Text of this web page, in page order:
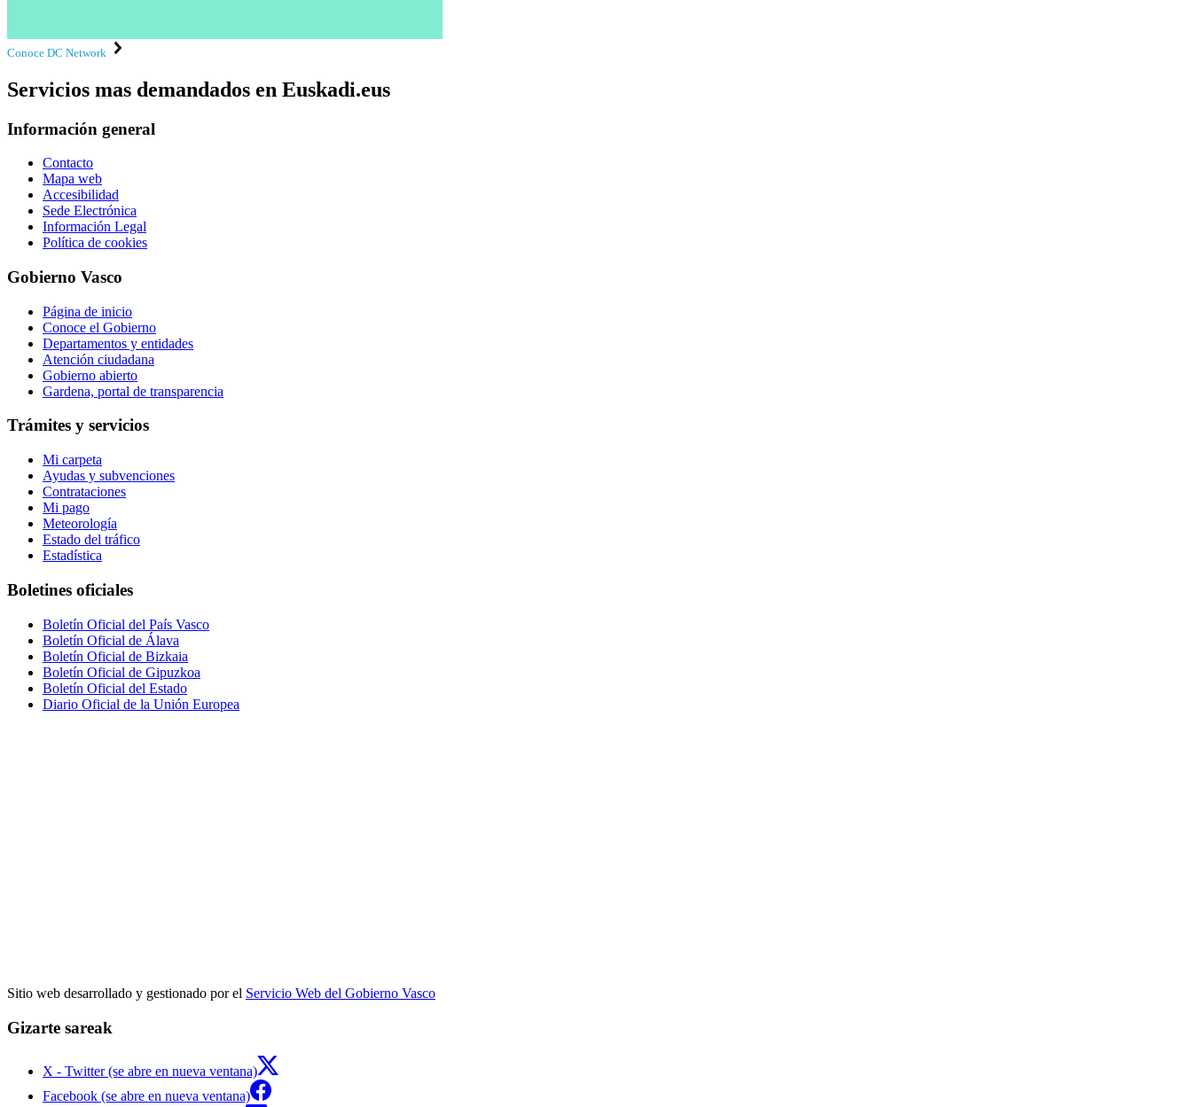
Conoce DC Network
Servicios mas demandados en Euskadi.eus
Información general
Contacto
Mapa web
Accesibilidad
Sede Electrónica
Información Legal
Política de cookies
Gobierno Vasco
Página de inicio
Conoce el Gobierno
Departamentos y entidades
Atención ciudadana
Gobierno abierto
Gardena, portal de transparencia
Trámites y servicios
Mi carpeta
Ayudas y subvenciones
Contrataciones
Mi pago
Meteorología
Estado del tráfico
Estadística
Boletines oficiales
Boletín Oficial del País Vasco
Boletín Oficial de Álava
Boletín Oficial de Bizkaia
Boletín Oficial de Gipuzkoa
Boletín Oficial del Estado
Diario Oficial de la Unión Europea
Sitio web desarrollado y gestionado por el Servicio Web del Gobierno Vasco
Gizarte sareak
X - Twitter (se abre en nueva ventana)
Facebook (se abre en nueva ventana)